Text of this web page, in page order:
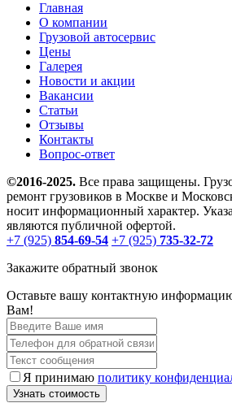
Главная
О компании
Грузовой автосервис
Цены
Галерея
Новости и акции
Вакансии
Статьи
Отзывы
Контакты
Вопрос-ответ
©2016-2025. Все права защищены.
ремонт грузовиков в Москве и
носит информационный характер.
являются публичной офертой.
+7 (925) 854-69-54 +7 (925) 735-32-72
Закажите обратный звонок
Оставьте вашу контактную
Вам!
Я принимаю политику